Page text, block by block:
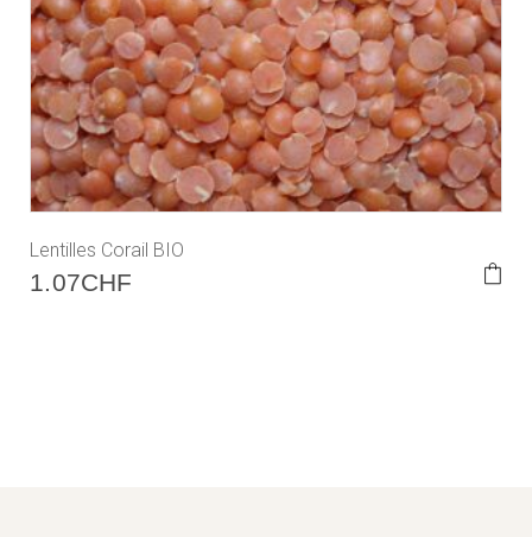
Lentilles Corail BIO
1.07CHF